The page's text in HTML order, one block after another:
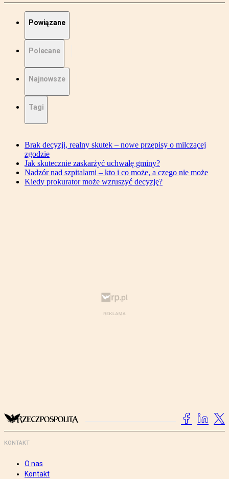
Powiązane
Polecane
Najnowsze
Tagi
Brak decyzji, realny skutek – nowe przepisy o milczącej
zgodzie
Jak skutecznie zaskarżyć uchwałę gminy?
Nadzór nad szpitalami – kto i co może, a czego nie może
Kiedy prokurator może wzruszyć decyzję?
KONTAKT
O nas
Kontakt